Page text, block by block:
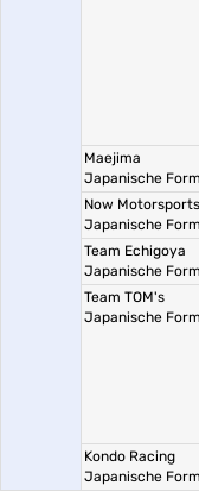
Maejima
Japanische
Now Motorsports
Japanische
Team Echigoya
Japanische
Team TOM's
Japanische
Kondo Racing
Japanische